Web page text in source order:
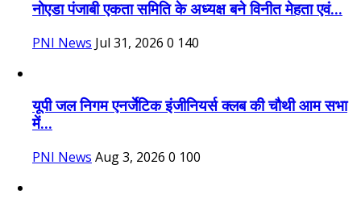
नोएडा पंजाबी एकता समिति के अध्यक्ष बने विनीत मेहता एवं...
PNI News Jul 31, 2026 0 140
यूपी जल निगम एनर्जेटिक इंजीनियर्स क्लब की चौथी आम सभा
में...
PNI News Aug 3, 2026 0 100